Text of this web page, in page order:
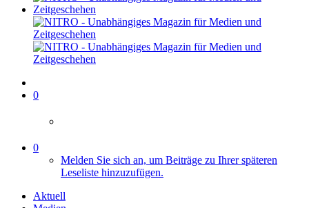
0
0
Melden Sie sich an, um Beiträge zu Ihrer späteren
Leseliste hinzuzufügen.
Aktuell